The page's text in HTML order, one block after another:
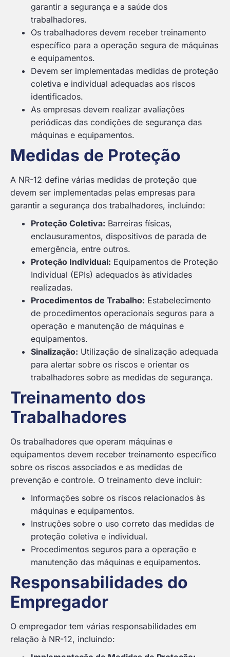
garantir a segurança e a saúde dos
trabalhadores.
Os trabalhadores devem receber treinamento
específico para a operação segura de máquinas
e equipamentos.
Devem ser implementadas medidas de proteção
coletiva e individual adequadas aos riscos
identificados.
As empresas devem realizar avaliações
periódicas das condições de segurança das
máquinas e equipamentos.
Medidas de Proteção
A NR-12 define várias medidas de proteção que
devem ser implementadas pelas empresas para
garantir a segurança dos trabalhadores, incluindo:
Proteção Coletiva: Barreiras físicas,
enclausuramentos, dispositivos de parada de
emergência, entre outros.
Proteção Individual: Equipamentos de Proteção
Individual (EPIs) adequados às atividades
realizadas.
Procedimentos de Trabalho: Estabelecimento
de procedimentos operacionais seguros para a
operação e manutenção de máquinas e
equipamentos.
Sinalização: Utilização de sinalização adequada
para alertar sobre os riscos e orientar os
trabalhadores sobre as medidas de segurança.
Treinamento dos
Trabalhadores
Os trabalhadores que operam máquinas e
equipamentos devem receber treinamento específico
sobre os riscos associados e as medidas de
prevenção e controle. O treinamento deve incluir:
Informações sobre os riscos relacionados às
máquinas e equipamentos.
Instruções sobre o uso correto das medidas de
proteção coletiva e individual.
Procedimentos seguros para a operação e
manutenção das máquinas e equipamentos.
Responsabilidades do
Empregador
O empregador tem várias responsabilidades em
relação à NR-12, incluindo: